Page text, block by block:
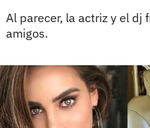
Al parecer, la actriz y el dj
amigos.